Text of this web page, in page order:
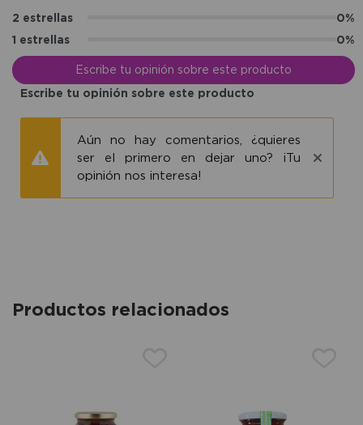
2 estrellas
0%
1 estrellas
0%
Escribe tu opinión sobre este producto
Escribe tu opinión sobre este producto
Aún no hay comentarios, ¿quieres
ser el primero en dejar uno? ¡Tu
opinión nos interesa!
Productos relacionados